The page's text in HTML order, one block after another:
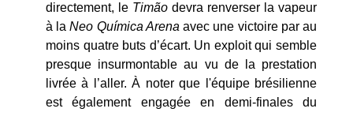
directement, le Timão devra renverser la vapeur
à la Neo Química Arenaavec une victoire par au
moins quatre buts d’écart. Un exploit qui semble
presque insurmontable au vu de la prestation
livrée à l’aller. À noter que l'équipe brésilienne
est également engagée en demi-finales du